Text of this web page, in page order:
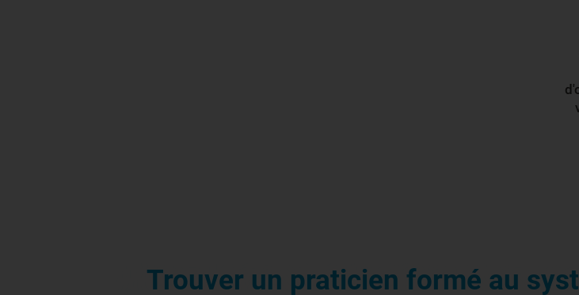
Trouver un praticien formé au